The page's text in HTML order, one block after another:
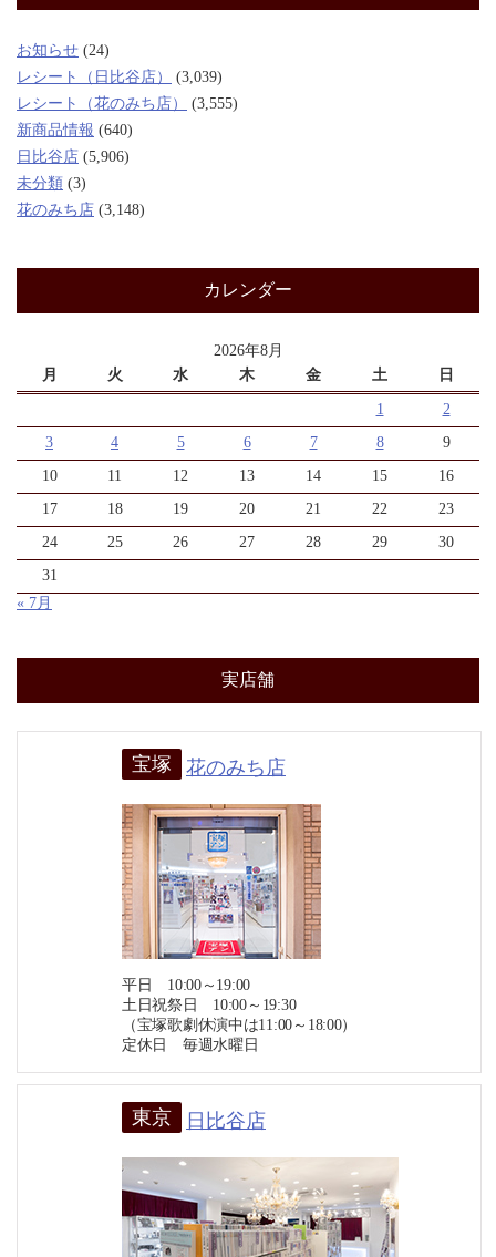
お知らせ (24)
レシート（日比谷店）
(3,039)
レシート（花のみち店）
(3,555)
新商品情報 (640)
日比谷店 (5,906)
未分類 (3)
花のみち店 (3,148)
カレンダー
2026年8月
月
火 水 木 金 土 日
1
2
3
4 5 6 7 8
9
10
11 12 13 14 15
16
17
18 19 20 21 22
23
24
25 26 27 28 29
30
31
« 7月
実店舗
宝塚 花のみち店
平日 10:00～19:00
土日祝祭日 10:00～19:30
（宝塚歌劇休演中は11:00～18:00）
定休日 毎週水曜日
東京 日比谷店